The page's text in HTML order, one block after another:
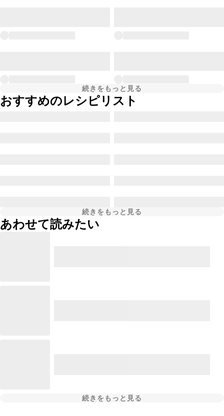
続きをもっと見る
おすすめのレシピリスト
続きをもっと見る
あわせて読みたい
続きをもっと見る